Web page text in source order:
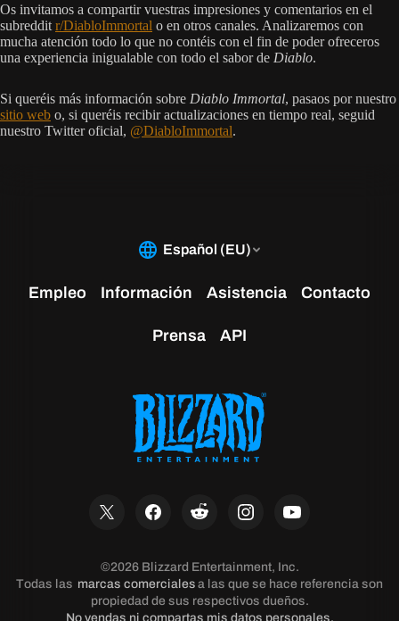
Os invitamos a compartir vuestras impresiones y comentarios en el
subreddit r/DiabloImmortal o en otros canales. Analizaremos con
mucha atención todo lo que no contéis con el fin de poder ofreceros
una experiencia inigualable con todo el sabor de Diablo.
Si queréis más información sobre Diablo Immortal, pasaos por nuestro
sitio web o, si queréis recibir actualizaciones en tiempo real, seguid
nuestro Twitter oficial, @DiabloImmortal.